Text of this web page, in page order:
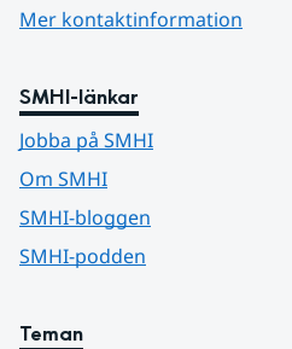
Mer kontaktinformation
SMHI-länkar
Jobba på SMHI
Om SMHI
SMHI-bloggen
SMHI-podden
Teman